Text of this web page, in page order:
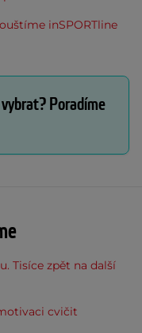
inSPORTline
Poradíme
Tisíce zpět na další
cvičit